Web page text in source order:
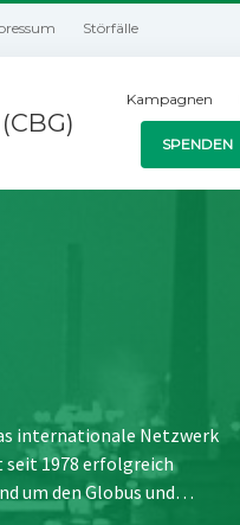
Störfälle
Kampagnen
SPENDEN
internationale Netzwerk
seit 1978 erfolgreich
um den Globus und…